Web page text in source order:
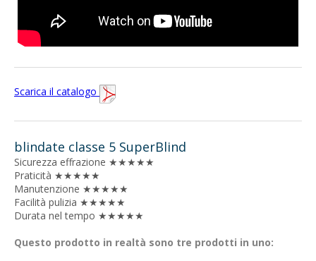
Scarica il catalogo
blindate classe 5 SuperBlind
Sicurezza effrazione ★★★★★
Praticità ★★★★★
Manutenzione ★★★★★
Facilità pulizia ★★★★★
Durata nel tempo ★★★★★
Questo prodotto in realtà sono tre prodotti in uno: